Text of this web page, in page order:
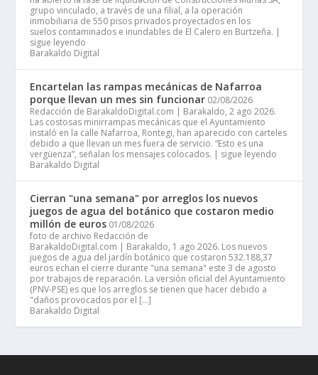
grupo vinculado, a través de una filial, a la operación
inmobiliaria de 550 pisos privados proyectados en los
suelos contaminados e inundables de El Calero en Burtzeña. |
sigue leyendo
Barakaldo Digital
Encartelan las rampas mecánicas de Nafarroa
porque llevan un mes sin funcionar 02/08/2026
Redacción de BarakaldoDigital.com | Barakaldo, 2 ago 2026.
Las costosas minirrampas mecánicas que el Ayuntamiento
instaló en la calle Nafarroa, Rontegi, han aparecido con carteles
debido a que llevan un mes fuera de servicio. “Esto es una
vergüenza”, señalan los mensajes colocados. | sigue leyendo
Barakaldo Digital
Cierran "una semana" por arreglos los nuevos
juegos de agua del botánico que costaron medio
millón de euros 01/08/2026
foto de archivo Redacción de
BarakaldoDigital.com | Barakaldo, 1 ago 2026. Los nuevos
juegos de agua del jardín botánico que costaron 532.188,37
euros echan el cierre durante "una semana" este 3 de agosto
por trabajos de reparación. La versión oficial del Ayuntamiento
(PNV-PSE) es que los arreglos se tienen que hacer debido a
"daños provocados por el […]
Barakaldo Digital